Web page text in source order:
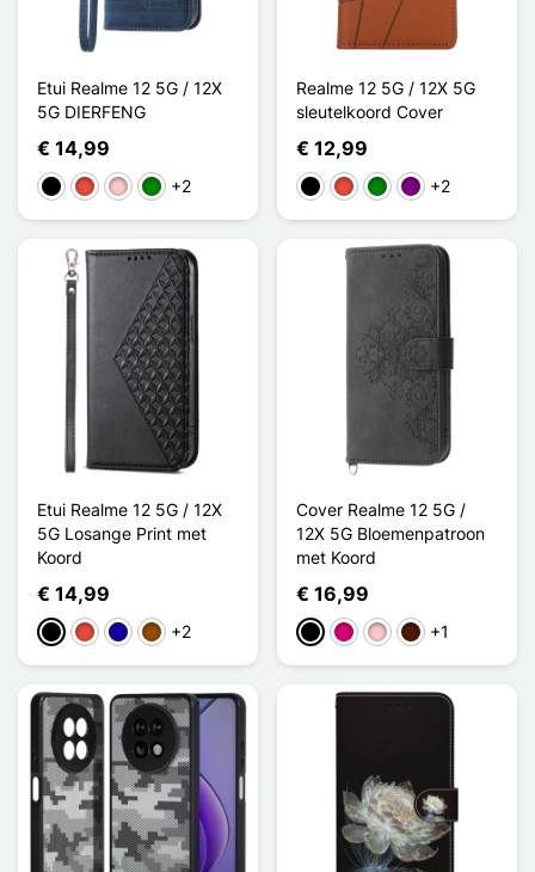
Etui Realme 12 5G / 12X
5G DIERFENG
€ 14,99
ZwartRoodRozeGroen
+2
Realme 12 5G / 12X 5G
sleutelkoord Cover
€ 12,99
ZwartRoodGroenPurper
+2
Etui Realme 12 5G / 12X
5G Losange Print met
Koord
€ 14,99
ZwartRoodDonkerblauw
Bruin+2
Cover Realme 12 5G /
12X 5G Bloemenpatroon
met Koord
€ 16,99
ZwartMagenta
RozeDonkerbruin
+1